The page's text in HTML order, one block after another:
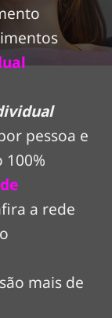
pessoa e
a rede
mais de